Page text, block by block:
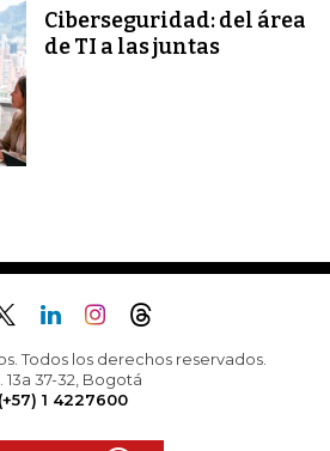
Ciberseguridad: del área
de TI a las juntas
Todos los derechos reservados.
13a 37-32, Bogotá
(+57) 1 4227600